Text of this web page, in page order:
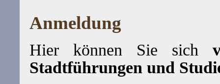
Anmeldung
Hier können Sie sich
Stadtführungen und